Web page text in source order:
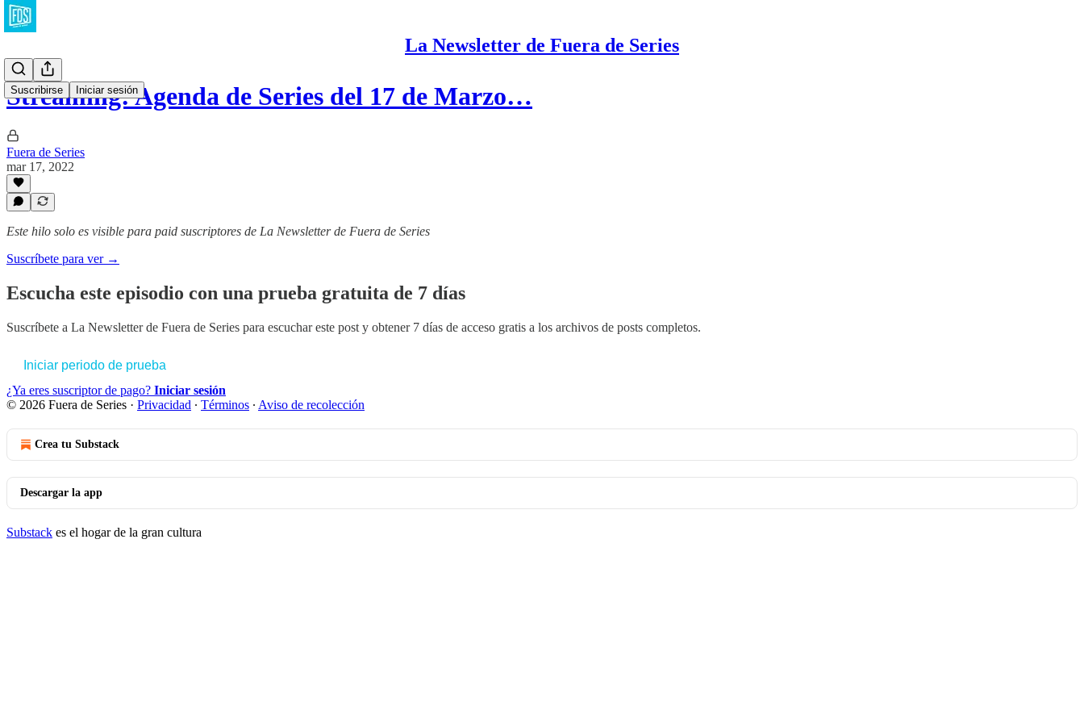
La Newsletter de Fuera de Series
Suscribirse Iniciar sesión
Streaming: Agenda de Series del 17 de Marzo…
Fuera de Series
mar 17, 2022
Este hilo solo es visible para paid suscriptores de La Newsletter de Fuera de Series
Suscríbete para ver →
Escucha este episodio con una prueba gratuita de 7 días
Suscríbete a La Newsletter de Fuera de Series para escuchar este post y obtener 7 días de acceso gratis a los archivos de posts completos.
Iniciar periodo de prueba
¿Ya eres suscriptor de pago? Iniciar sesión
© 2026 Fuera de Series · Privacidad ∙ Términos ∙ Aviso de recolección
Crea tu Substack
Descargar la app
Substack es el hogar de la gran cultura